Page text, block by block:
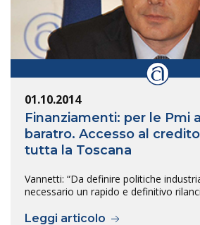
01.10.2014
Finanziamenti: per le Pmi
baratro. Accesso al
tutta la Toscana
Vannetti: “Da definire politiche
necessario un rapido e definitivo
Leggi articolo